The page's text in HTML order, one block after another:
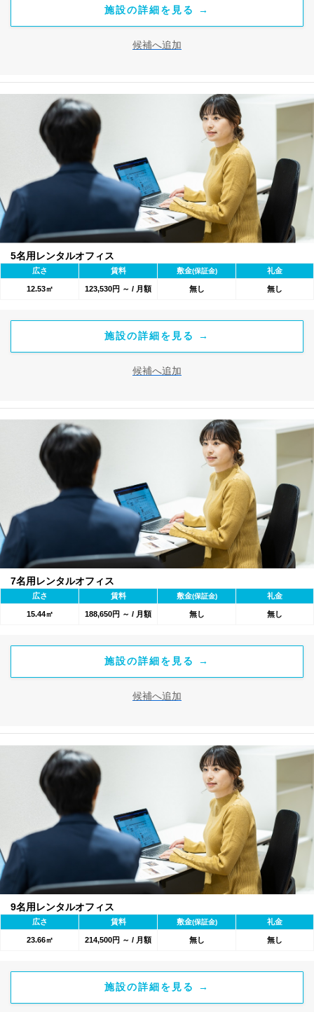
施設の詳細を見る →
候補へ追加
5名用レンタルオフィス
広さ 賃料 敷金(保証金) 礼金
12.53㎡ 123,530円 ～ / 月額 無し 無し
施設の詳細を見る →
候補へ追加
7名用レンタルオフィス
広さ 賃料 敷金(保証金) 礼金
15.44㎡ 188,650円 ～ / 月額 無し 無し
施設の詳細を見る →
候補へ追加
9名用レンタルオフィス
広さ 賃料 敷金(保証金) 礼金
23.66㎡ 214,500円 ～ / 月額 無し 無し
施設の詳細を見る →